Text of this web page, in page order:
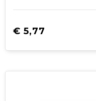
€ 5,77